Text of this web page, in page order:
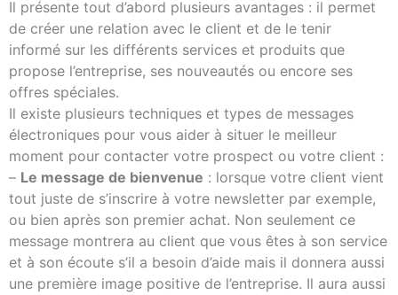
Il présente tout d’abord plusieurs avantages : il permet
de créer une relation avec le client et de le tenir
informé sur les différents services et produits que
propose l’entreprise, ses nouveautés ou encore ses
offres spéciales.
Il existe plusieurs techniques et types de messages
électroniques pour vous aider à situer le meilleur
moment pour contacter votre prospect ou votre client :
– Le message de bienvenue : lorsque votre client vient
tout juste de s’inscrire à votre newsletter par exemple,
ou bien après son premier achat. Non seulement ce
message montrera au client que vous êtes à son service
et à son écoute s’il a besoin d’aide mais il donnera aussi
une première image positive de l’entreprise. Il aura aussi